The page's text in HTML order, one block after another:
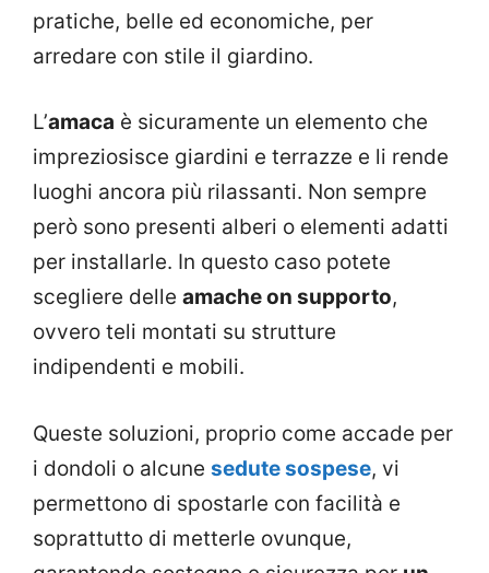
pratiche, belle ed economiche, per
arredare con stile il giardino.
L’amaca è sicuramente un elemento che
impreziosisce giardini e terrazze e li rende
luoghi ancora più rilassanti. Non sempre
però sono presenti alberi o elementi adatti
per installarle. In questo caso potete
scegliere delle amache on supporto,
ovvero teli montati su strutture
indipendenti e mobili.
Queste soluzioni, proprio come accade per
i dondoli o alcune sedute sospese, vi
permettono di spostarle con facilità e
soprattutto di metterle ovunque,